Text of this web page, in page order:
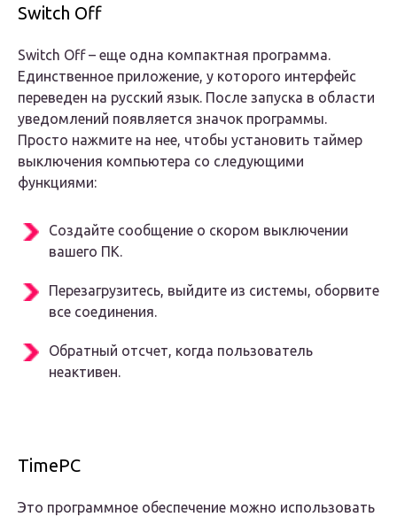
Switch Off
Switch Off – еще одна компактная программа.
Единственное приложение, у которого интерфейс
переведен на русский язык. После запуска в области
уведомлений появляется значок программы.
Просто нажмите на нее, чтобы установить таймер
выключения компьютера со следующими
функциями:
Создайте сообщение о скором выключении
вашего ПК.
Перезагрузитесь, выйдите из системы, оборвите
все соединения.
Обратный отсчет, когда пользователь
неактивен.
TimePC
Это программное обеспечение можно использовать